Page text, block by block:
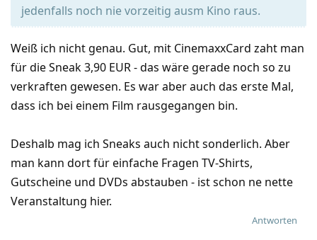
jedenfalls noch nie vorzeitig ausm Kino raus.
Weiß ich nicht genau. Gut, mit CinemaxxCard zaht man
für die Sneak 3,90 EUR - das wäre gerade noch so zu
verkraften gewesen. Es war aber auch das erste Mal,
dass ich bei einem Film rausgegangen bin.
Deshalb mag ich Sneaks auch nicht sonderlich. Aber
man kann dort für einfache Fragen TV-Shirts,
Gutscheine und DVDs abstauben - ist schon ne nette
Veranstaltung hier.
Antworten